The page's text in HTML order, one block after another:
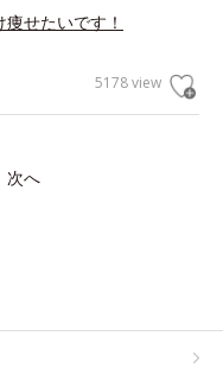
せたいです！
5178 view
次へ